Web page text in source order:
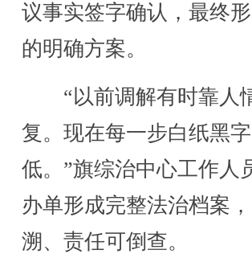
议事实签字确认，最终
的明确方案。
“以前调解有时靠人
复。现在每一步白纸黑
低。”旗综治中心工作人
办单形成完整法治档案
溯、责任可倒查。